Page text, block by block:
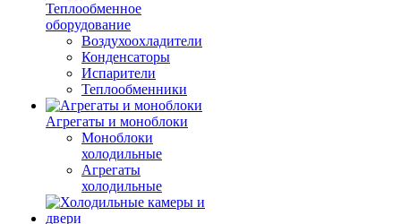
Теплообменное
оборудование
Воздухоохладители
Конденсаторы
Испарители
Теплообменники
Агрегаты и моноблоки
Моноблоки
холодильные
Агрегаты
холодильные